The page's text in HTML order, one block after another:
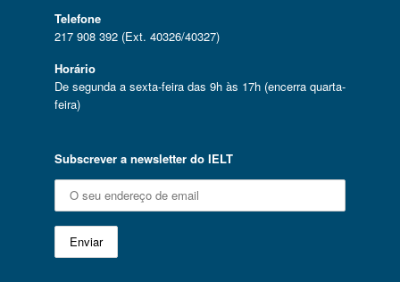
Telefone
217 908 392 (Ext. 40326/40327)
Horário
De segunda a sexta-feira das 9h às 17h (encerra quarta-
feira)
Subscrever a newsletter do IELT